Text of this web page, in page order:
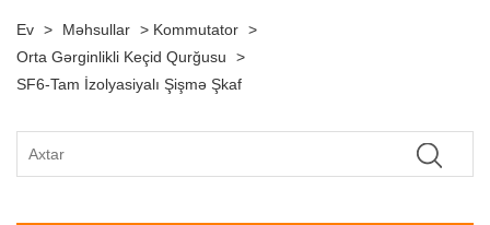
Ev > Məhsullar > Kommutator >
Orta Gərginlikli Keçid Qurğusu
>
SF6-Tam İzolyasiyalı Şişmə Şkaf